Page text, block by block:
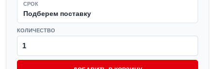
СРОК
Подберем поставку
КОЛИЧЕСТВО